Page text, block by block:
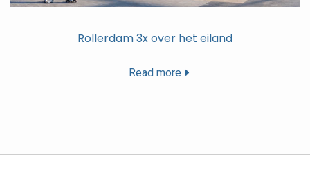
Rollerdam 3x over het eiland
Read more